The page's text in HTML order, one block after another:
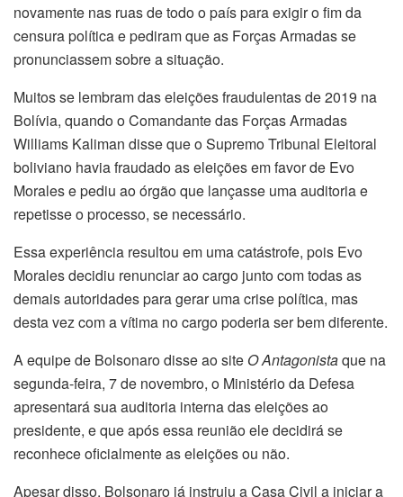
novamente nas ruas de todo o país para exigir o fim da
censura política e pediram que as Forças Armadas se
pronunciassem sobre a situação.
Muitos se lembram das eleições fraudulentas de 2019 na
Bolívia, quando o Comandante das Forças Armadas
Williams Kaliman disse que o Supremo Tribunal Eleitoral
boliviano havia fraudado as eleições em favor de Evo
Morales e pediu ao órgão que lançasse uma auditoria e
repetisse o processo, se necessário.
Essa experiência resultou em uma catástrofe, pois Evo
Morales decidiu renunciar ao cargo junto com todas as
demais autoridades para gerar uma crise política, mas
desta vez com a vítima no cargo poderia ser bem diferente.
A equipe de Bolsonaro disse ao site O Antagonistaque na
segunda-feira, 7 de novembro, o Ministério da Defesa
apresentará sua auditoria interna das eleições ao
presidente, e que após essa reunião ele decidirá se
reconhece oficialmente as eleições ou não.
Apesar disso, Bolsonaro já instruiu a Casa Civil a iniciar a